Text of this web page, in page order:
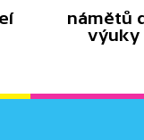
námětů
výuky